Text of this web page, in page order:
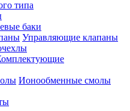
типа
баки
Управляющие клапаны
Ионообменные смолы